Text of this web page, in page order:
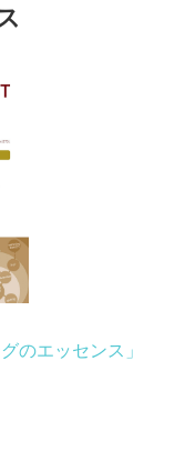
のエッセンス」